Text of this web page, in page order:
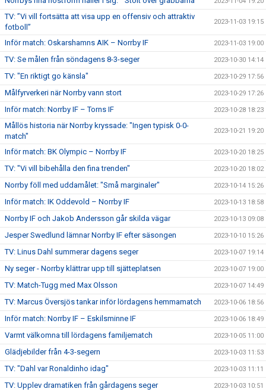
TV: ”Vi vill fortsätta att visa upp en offensiv och attraktiv
fotboll”
2023-11-03 19:15
Inför match: Oskarshamns AIK – Norrby IF 2023-11-03 19:00
TV: Se målen från söndagens 8-3-seger 2023-10-30 14:14
TV: "En riktigt go känsla" 2023-10-29 17:56
Målfyrverkeri när Norrby vann stort 2023-10-29 17:26
Inför match: Norrby IF – Torns IF 2023-10-28 18:23
Mållös historia när Norrby kryssade: "Ingen typisk 0-0-
match"
2023-10-21 19:20
Inför match: BK Olympic – Norrby IF 2023-10-20 18:25
TV: "Vi vill bibehålla den fina trenden" 2023-10-20 18:02
Norrby föll med uddamålet: "Små marginaler" 2023-10-14 15:26
Inför match: IK Oddevold – Norrby IF 2023-10-13 18:58
Norrby IF och Jakob Andersson går skilda vägar 2023-10-13 09:08
Jesper Swedlund lämnar Norrby IF efter säsongen 2023-10-10 15:26
TV: Linus Dahl summerar dagens seger 2023-10-07 19:14
Ny seger - Norrby klättrar upp till sjätteplatsen 2023-10-07 19:00
TV: Match-Tugg med Max Olsson 2023-10-07 14:49
TV: Marcus Översjös tankar inför lördagens hemmamatch 2023-10-06 18:56
Inför match: Norrby IF – Eskilsminne IF 2023-10-06 18:49
Varmt välkomna till lördagens familjematch 2023-10-05 11:00
Glädjebilder från 4-3-segern 2023-10-03 11:53
TV: "Dahl var Ronaldinho idag" 2023-10-03 11:11
TV: Upplev dramatiken från gårdagens seger 2023-10-03 10:51